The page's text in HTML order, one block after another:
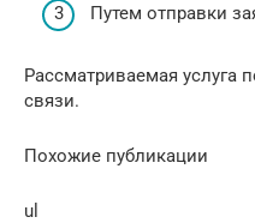
Путем отправки
Рассматриваемая услуга
связи.
Похожие публикации
ul